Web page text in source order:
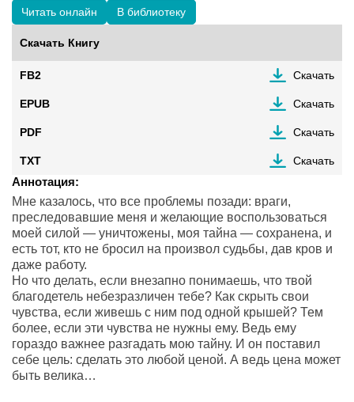
Читать онлайн В библиотеку
Скачать Книгу
FB2 Скачать
EPUB Скачать
PDF Скачать
TXT Скачать
Аннотация:
Мне казалось, что все проблемы позади: враги,
преследовавшие меня и желающие воспользоваться
моей силой — уничтожены, моя тайна — сохранена, и
есть тот, кто не бросил на произвол судьбы, дав кров и
даже работу.
Но что делать, если внезапно понимаешь, что твой
благодетель небезразличен тебе? Как скрыть свои
чувства, если живешь с ним под одной крышей? Тем
более, если эти чувства не нужны ему. Ведь ему
гораздо важнее разгадать мою тайну. И он поставил
себе цель: сделать это любой ценой. А ведь цена может
быть велика…